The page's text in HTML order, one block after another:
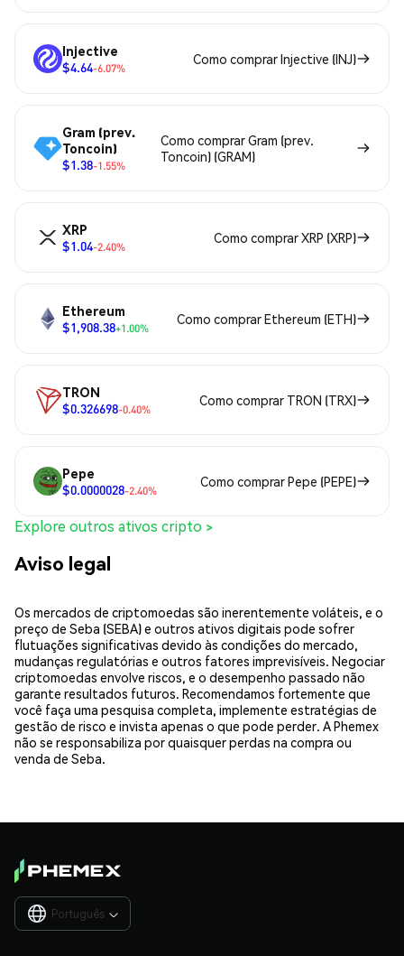
Injective
$4.64-6.07%
Como comprar Injective (INJ)
Gram (prev.
Toncoin)
$1.38-1.55%
Como comprar Gram (prev.
Toncoin) (GRAM)
XRP
$1.04-2.40%
Como comprar XRP (XRP)
Ethereum
$1,908.38+1.00%
Como comprar Ethereum (ETH)
TRON
$0.326698-0.40%
Como comprar TRON (TRX)
Pepe
$0.0000028-2.40%
Como comprar Pepe (PEPE)
Explore outros ativos cripto >
Aviso legal
Os mercados de criptomoedas são inerentemente voláteis, e o
preço de Seba (SEBA) e outros ativos digitais pode sofrer
flutuações significativas devido às condições do mercado,
mudanças regulatórias e outros fatores imprevisíveis. Negociar
criptomoedas envolve riscos, e o desempenho passado não
garante resultados futuros. Recomendamos fortemente que
você faça uma pesquisa completa, implemente estratégias de
gestão de risco e invista apenas o que pode perder. A Phemex
não se responsabiliza por quaisquer perdas na compra ou
venda de Seba.
Português 